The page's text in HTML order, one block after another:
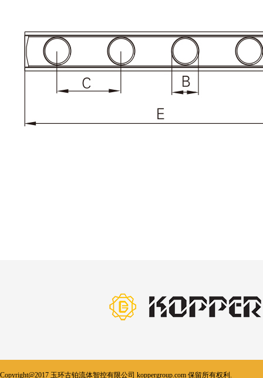
Copyright@2017 玉环古铂流体智控有限公司 koppergroup.com 保留所有权利.